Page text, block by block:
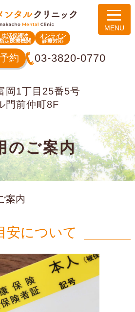
生活保護法
定医療機関
オンライン
診療対応
約 03-3820-0770
岡1丁目25番5号
門前仲町8F
のご案内
案内
安について